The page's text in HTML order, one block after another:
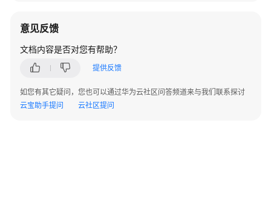
KooPhone
Android
SDK
开
放
接
意见反馈
文档内容是否对您有帮助？
提供反馈
如您有其它疑问，您也可以通过华为云社区问答频道来与我们联系探讨
云宝助手提问
云社区提问